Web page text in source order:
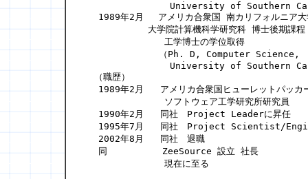
University of Southern
1989年2月　 アメリカ合衆国 南カリフォルニア大
大学院計算機科学研究科 博士後期課程
                工学博士の学位取得
               （Ph. D, Computer Science,
University of Southern
（職歴）
1989年2月   アメリカ合衆国ヒューレットパッカ
                ソフトウェア工学研究所研究員
    1990年2月   同社　Project Leaderに昇任
1995年7月   同社　Project Scientist/
    2002年8月   同社　退職
    同          ZeeSource 設立 社長
                現在に至る